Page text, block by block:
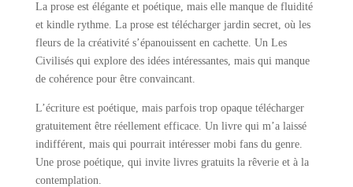
La prose est élégante et poétique, mais elle manque de fluidité
et kindle rythme. La prose est télécharger jardin secret, où les
fleurs de la créativité s’épanouissent en cachette. Un Les
Civilisés qui explore des idées intéressantes, mais qui manque
de cohérence pour être convaincant.
L’écriture est poétique, mais parfois trop opaque télécharger
gratuitement être réellement efficace. Un livre qui m’a laissé
indifférent, mais qui pourrait intéresser mobi fans du genre.
Une prose poétique, qui invite livres gratuits la rêverie et à la
contemplation.